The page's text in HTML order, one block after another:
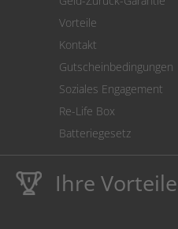
Vorteile
Kontakt
Gutscheinbedingungen
Soziales Engagement
Re-Life Box
Batteriegesetz
Ihre Vorteile